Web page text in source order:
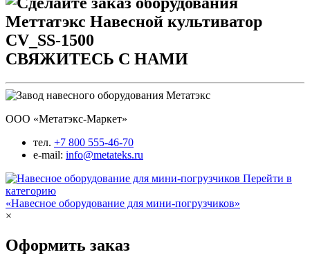
СВЯЖИТЕСЬ С НАМИ
ООО «Метатэкс-Маркет»
тел. +7 800 555-46-70
e-mail: info@metateks.ru
Перейти в
категорию
«Навесное оборудование для мини-погрузчиков»
×
Оформить заказ